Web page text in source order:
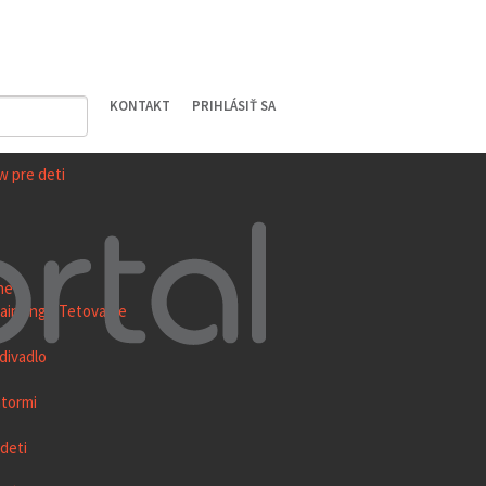
KONTAKT PRIHLÁSIŤ SA
pre deti
/ Tetovanie